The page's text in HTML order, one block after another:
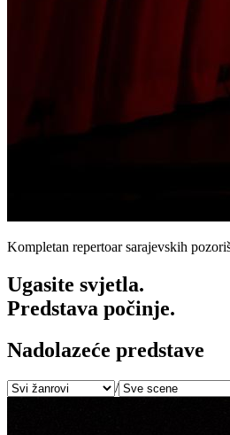
Kompletan repertoar sarajevskih
Ugasite svjetla.
Predstava počinje.
Nadolazeće predstave
/